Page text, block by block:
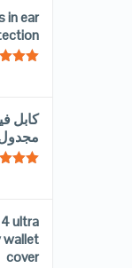
in ear
كابل
مجدول
ultra
wallet
cover